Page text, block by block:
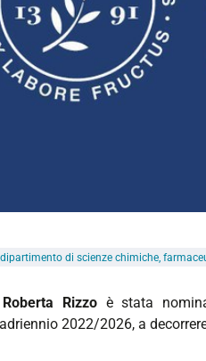
dipartimento di scienze chimiche,
Roberta Rizzo è stata
2022/2026, a